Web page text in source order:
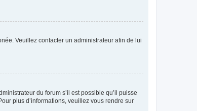
Veuillez contacter un administrateur afin de lui
du forum s’il est possible qu’il puisse
plus d’informations, veuillez vous rendre sur